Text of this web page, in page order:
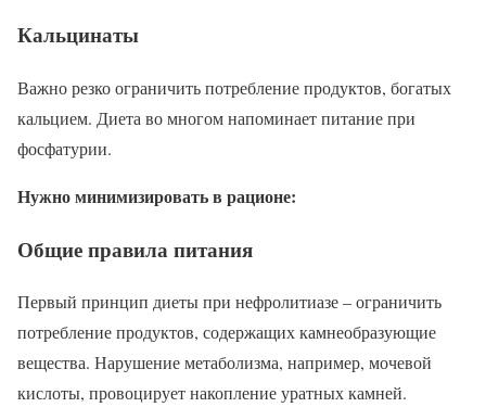
Кальцинаты
Важно резко ограничить потребление продуктов, богатых
кальцием. Диета во многом напоминает питание при
фосфатурии.
Нужно минимизировать в рационе:
Общие правила питания
Первый принцип диеты при нефролитиазе – ограничить
потребление продуктов, содержащих камнеобразующие
вещества. Нарушение метаболизма, например, мочевой
кислоты, провоцирует накопление уратных камней.